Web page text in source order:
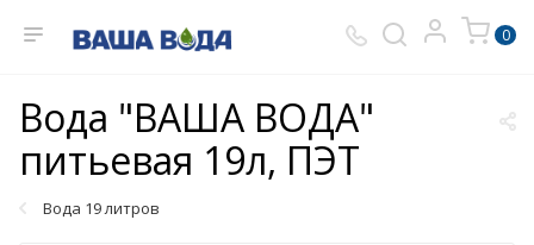
0
Вода "ВАША ВОДА"
питьевая 19л, ПЭТ
Вода 19 литров